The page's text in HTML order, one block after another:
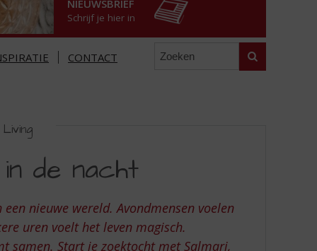
NIEUWSBRIEF
Schrijf je hier in
CONTACT Zoeken
de nacht
nieuwe wereld. Avondmensen voelen
uren voelt het leven magisch.
samen. Start je zoektocht met Salmari,